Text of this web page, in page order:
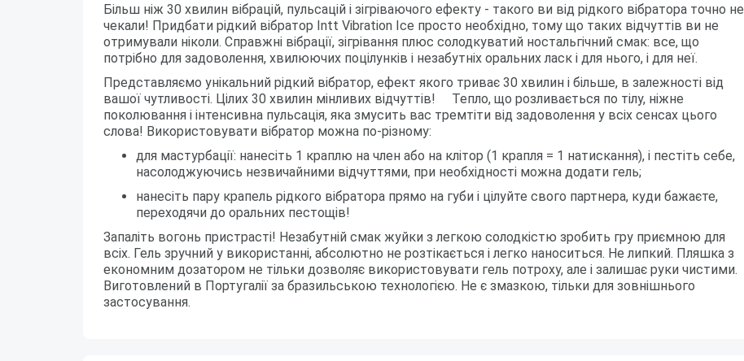
Більш ніж 30 хвилин вібрацій, пульсацій і зігріваючого ефекту - такого ви від рідкого вібратора точно не
чекали! Придбати рідкий вібратор Intt Vibration Ice просто необхідно, тому що таких відчуттів ви не
отримували ніколи. Справжні вібрації, зігрівання плюс солодкуватий ностальгічний смак: все, що
потрібно для задоволення, хвилюючих поцілунків і незабутніх оральних ласк і для нього, і для неї.
Представляємо унікальний рідкий вібратор, ефект якого триває 30 хвилин і більше, в залежності від
вашої чутливості. Цілих 30 хвилин мінливих відчуттів! Тепло, що розливається по тілу, ніжне
поколювання і інтенсивна пульсація, яка змусить вас тремтіти від задоволення у всіх сенсах цього
слова! Використовувати вібратор можна по-різному:
для мастурбації: нанесіть 1 краплю на член або на клітор (1 крапля = 1 натискання), і пестіть себе,
насолоджуючись незвичайними відчуттями, при необхідності можна додати гель;
нанесіть пару крапель рідкого вібратора прямо на губи і цілуйте свого партнера, куди бажаєте,
переходячи до оральних пестощів!
Запаліть вогонь пристрасті! Незабутній смак жуйки з легкою солодкістю зробить гру приємною для
всіх. Гель зручний у використанні, абсолютно не розтікається і легко наноситься. Не липкий. Пляшка з
економним дозатором не тільки дозволяє використовувати гель потроху, але і залишає руки чистими.
Виготовлений в Португалії за бразильською технологією. Не є змазкою, тільки для зовнішнього
застосування.